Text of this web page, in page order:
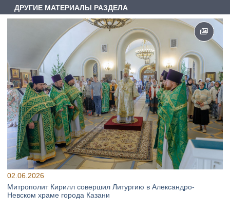
ДРУГИЕ МАТЕРИАЛЫ РАЗДЕЛА
02.06.2026
Митрополит Кирилл совершил Литургию в Александро-
Невском храме города Казани